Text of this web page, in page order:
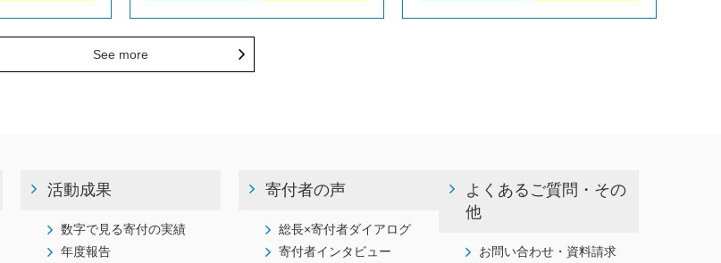
See more
活動成果
数字で見る寄付の実績
年度報告
寄付者の声
総長×寄付者ダイアログ
寄付者インタビュー
よくあるご質問・その
他
お問い合わせ・資料請求